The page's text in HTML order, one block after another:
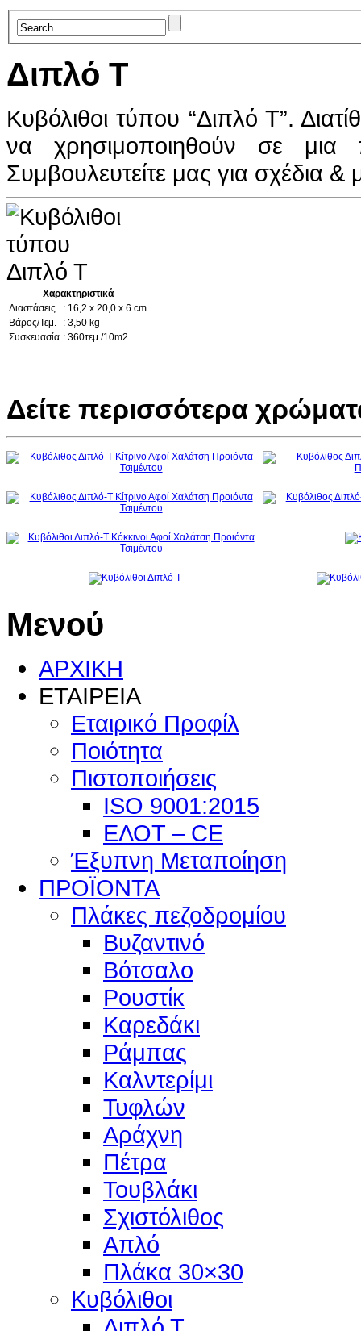
Διπλό Τ
Κυβόλιθοι τύπου “Διπλό Τ”.
να χρησιμοποιηθούν σε μια
Συμβουλευτείτε μας για σχέδια &
Χαρακτηριστικά
Διαστάσεις
: 16,2 x 20,0 x 6 cm
Βάρος/Τεμ.
: 3,50 kg
Συσκευασία : 360τεμ./10m2
Δείτε περισσότερα
Μενού
ΑΡΧΙΚΗ
ΕΤΑΙΡΕΙΑ
Εταιρικό Προφίλ
Ποιότητα
Πιστοποιήσεις
ISO 9001:2015
ΕΛΟΤ – CE
Έξυπνη Μεταποίηση
ΠΡΟΪΟΝΤΑ
Πλάκες πεζοδρομίου
Βυζαντινό
Βότσαλο
Ρουστίκ
Καρεδάκι
Ράμπας
Καλντερίμι
Τυφλών
Αράχνη
Πέτρα
Τουβλάκι
Σχιστόλιθος
Απλό
Πλάκα 30×30
Κυβόλιθοι